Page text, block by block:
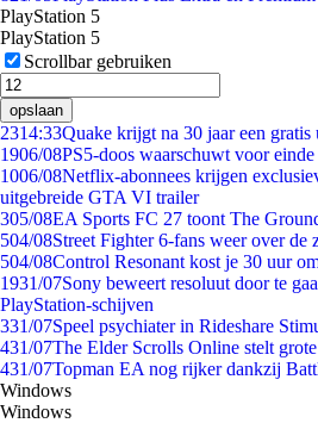
PlayStation 5
PlayStation 5
Scrollbar gebruiken
opslaan
2314:33Quake krijgt na 30 jaar een
1906/08PS5-doos waarschuwt voor
1006/08Netflix-abonnees krijgen
uitgebreide GTA VI trailer
305/08EA Sports FC 27 toont The
504/08Street Fighter 6-fans weer over de
504/08Control Resonant kost je 30 uur
1931/07Sony beweert resoluut door te
PlayStation-schijven
331/07Speel psychiater in Rideshare
431/07The Elder Scrolls Online stelt
431/07Topman EA nog rijker dankzij
Windows
Windows